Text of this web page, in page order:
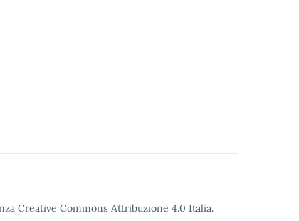
Creative Commons Attribuzione 4.0 Italia.